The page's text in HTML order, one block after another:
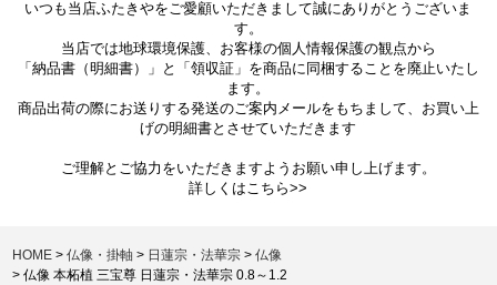
いつも当店ふたきやをご愛顧いただきまして誠にありがとうございま
す。
当店では地球環境保護、お客様の個人情報保護の観点から
「納品書（明細書）」と「領収証」を商品に同梱することを廃止いたし
ます。
商品出荷の際にお送りする発送のご案内メールをもちまして、お買い上
げの明細書とさせていただきます
ご理解とご協力をいただきますようお願い申し上げます。
詳しくはこちら>>
HOME 仏像・掛軸 日蓮宗・法華宗
仏像
仏像 本柘植 三宝尊 日蓮宗・法華宗 0.8～1.2